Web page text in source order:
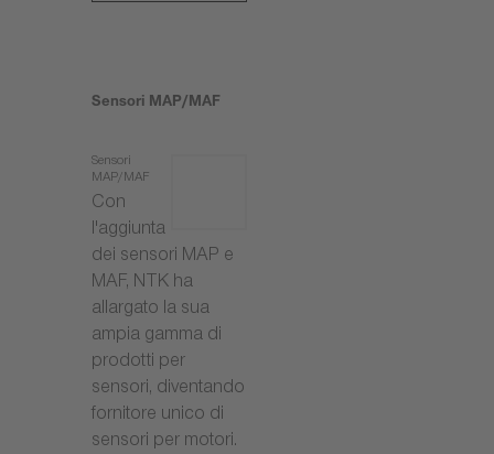
Sensori MAP/MAF
Sensori
MAP/MAF
Con
l'aggiunta
dei sensori MAP e
MAF, NTK ha
allargato la sua
ampia gamma di
prodotti per
sensori, diventando
fornitore unico di
sensori per motori.